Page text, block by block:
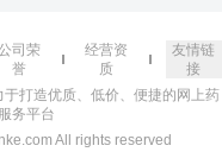
司荣
誉
经营资
质
友情链
接
打造优质、低价、便捷的网上药
务平台
All rights reserved